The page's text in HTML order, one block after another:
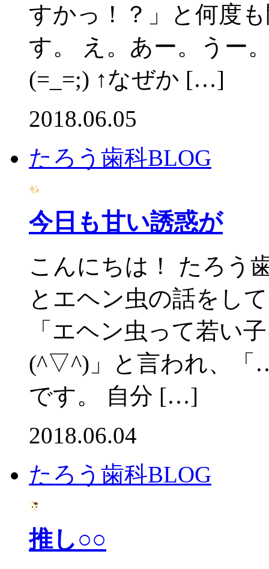
すかっ！？」と何度
す。 え。あー。うー
(=_=;) ↑なぜか […]
2018.06.05
たろう歯科BLOG
今日も甘い誘惑が
こんにちは！ たろう
とエヘン虫の話をし
「エヘン虫って若い
(^▽^)」と言われ、「
です。 自分 […]
2018.06.04
たろう歯科BLOG
推し○○